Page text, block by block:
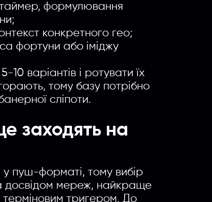
формулювання
конкретного гео;
фортуни або іміджу
варіантів і ротувати їх
тому базу потрібно
сліпоти.
заходять на
пуш-форматі, тому вибір
досвідом мереж, найкраще
тригером. До